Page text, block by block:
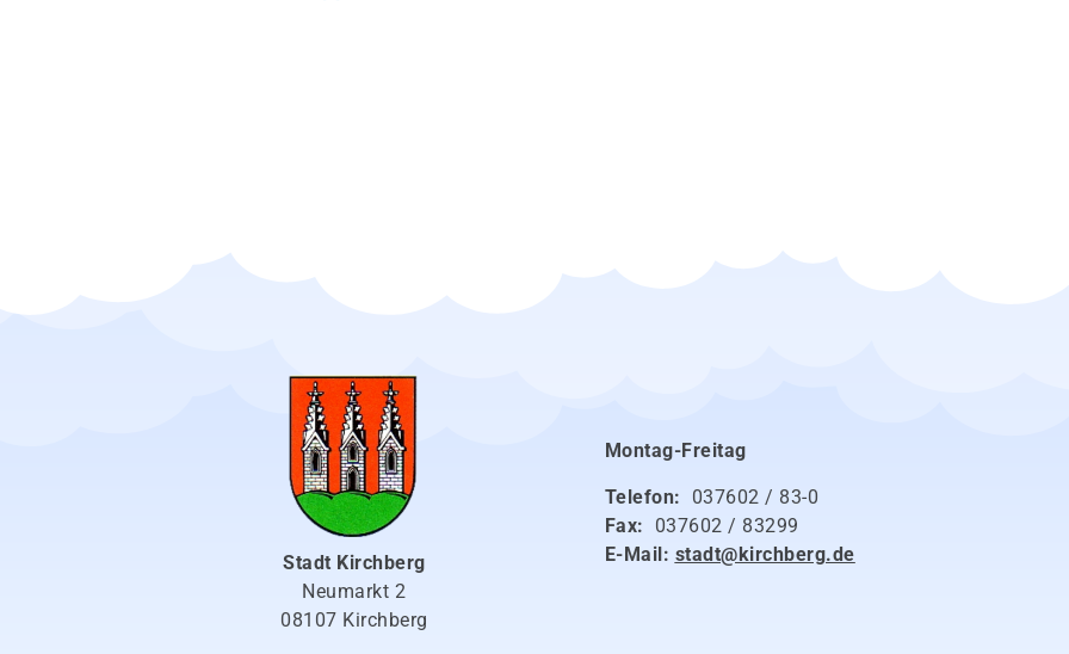
Stadt Kirchberg
Neumarkt 2
08107 Kirchberg
Montag-Freitag
Telefon: 037602 / 83-0
Fax: 037602 / 83299
E-Mail: stadt@kirchberg.de